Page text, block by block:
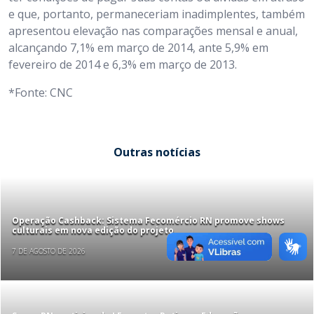
e que, portanto, permaneceriam inadimplentes, também
apresentou elevação nas comparações mensal e anual,
alcançando 7,1% em março de 2014, ante 5,9% em
fevereiro de 2014 e 6,3% em março de 2013.
*Fonte: CNC
Outras notícias
Operação Cashback: Sistema Fecomércio RN promove shows
culturais em nova edição do projeto
7 DE AGOSTO DE 2026